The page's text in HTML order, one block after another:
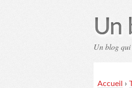
Un
Un blog qui
Accueil
›